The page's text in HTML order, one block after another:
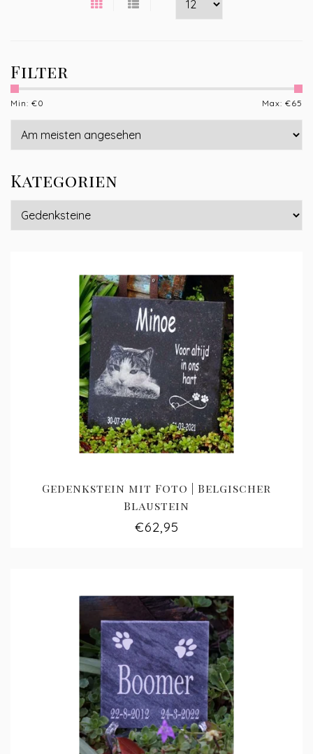
Filter
Min: €0 Max: €65
Kategorien
Gedenkstein mit Foto | Belgischer
Blaustein
€62,95